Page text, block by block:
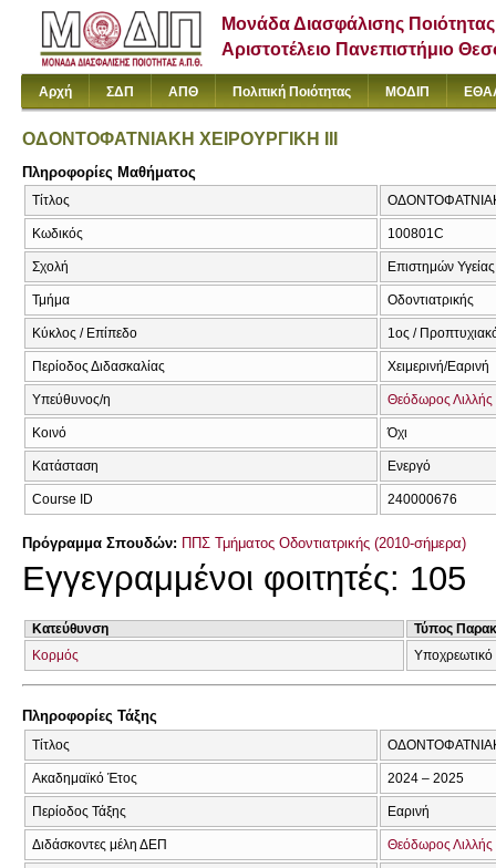
Μονάδα Διασφάλισης Ποιότητας
Αριστοτέλειο Πανεπιστήμιο
Αρχή ΣΔΠ ΑΠΘ Πολιτική Ποιότητας ΜΟΔΙΠ
ΟΔΟΝΤΟΦΑΤΝΙΑΚΗ ΧΕΙΡΟΥΡΓΙΚΗ ΙΙΙ
Πληροφορίες Μαθήματος
Τίτλος
Κωδικός 100801C
Σχολή Επιστημών Υγείας
Τμήμα Οδοντιατρικής
Κύκλος / Επίπεδο 1ος /
Περίοδος Διδασκαλίας Χειμερινή/Εαρινή
Υπεύθυνος/η Θεόδωρος Λιλλής
Κοινό Όχι
Κατάσταση Ενεργό
Course ID 240000676
Πρόγραμμα Σπουδών: ΠΠΣ Τμήματος Οδοντιατρικής (2010-σήμερα)
Εγγεγραμμένοι φοιτητές: 105
Κατεύθυνση
Τύπος
Κορμός
Υποχρεωτικό
Πληροφορίες Τάξης
Τίτλος
Ακαδημαϊκό Έτος 2024 – 2025
Περίοδος Τάξης Εαρινή
Διδάσκοντες μέλη ΔΕΠ Θεόδωρος Λιλλής